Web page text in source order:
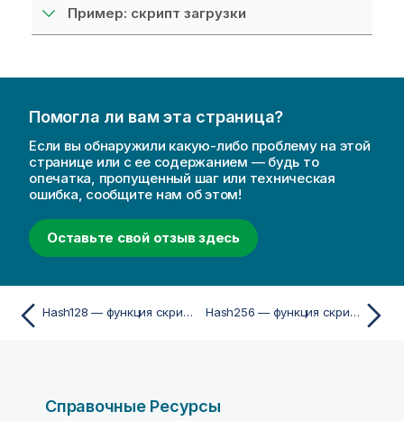
Пример: скрипт загрузки
Помогла ли вам эта страница?
Если вы обнаружили какую-либо проблему на этой
странице или с ее содержанием — будь то
опечатка, пропущенный шаг или техническая
ошибка, сообщите нам об этом!
Оставьте свой отзыв здесь
Hash128 — функция скриптa и диаграммы Hash256 — функция скриптa и диаграммы
Справочные Ресурсы